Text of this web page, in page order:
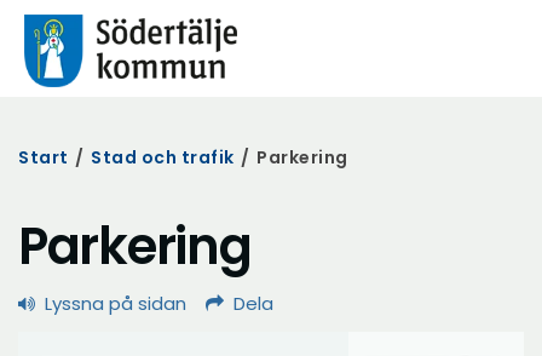
Start / Stad och trafik / Parkering
Parkering
Lyssna på sidan Dela